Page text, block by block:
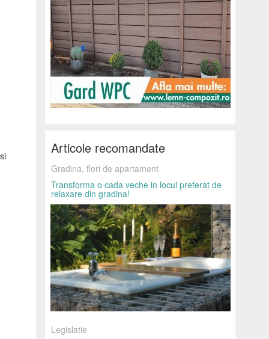
Articole recomandate
Gradina, flori de apartament
Transforma o cada veche in locul preferat de
relaxare din gradina!
Legislatie